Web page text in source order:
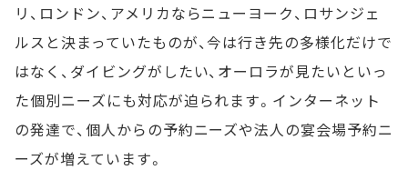
リ、ロンドン、アメリカならニューヨーク、ロサンジェ
ルスと決まっていたものが、今は行き先の多様化だけで
はなく、ダイビングがしたい、オーロラが見たいといっ
た個別ニーズにも対応が迫られます。インターネット
の発達で、個人からの予約ニーズや法人の宴会場予約ニ
ーズが増えています。